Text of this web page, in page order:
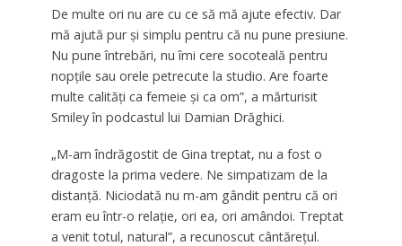
De multe ori nu are cu ce să mă ajute efectiv. Dar
mă ajută pur și simplu pentru că nu pune presiune.
Nu pune întrebări, nu îmi cere socoteală pentru
nopțile sau orele petrecute la studio. Are foarte
multe calități ca femeie și ca om”, a mărturisit
Smiley în podcastul lui Damian Drăghici.
„M-am îndrăgostit de Gina treptat, nu a fost o
dragoste la prima vedere. Ne simpatizam de la
distanță. Niciodată nu m-am gândit pentru că ori
eram eu într-o relație, ori ea, ori amândoi. Treptat
a venit totul, natural”, a recunoscut cântărețul.